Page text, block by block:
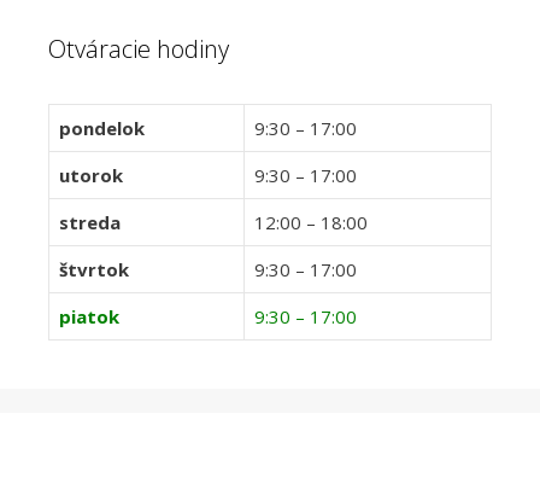
Otváracie hodiny
pondelok
9:30 – 17:00
utorok
9:30 – 17:00
streda
12:00 – 18:00
štvrtok
9:30 – 17:00
piatok
9:30 – 17:00